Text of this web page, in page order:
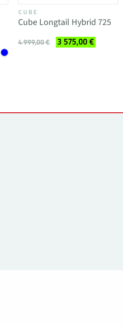
CUBE
Cube Longtail Hybrid 725
4 999,00 € 3 575,00 €